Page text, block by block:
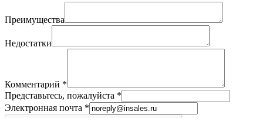
Преимущества
Недостатки
Комментарий *
Представьтесь, пожалуйста *
Электронная почта *